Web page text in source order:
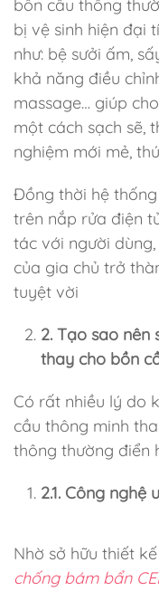
bồn cầu thông
bị vệ sinh hiện đại
như: bệ sưởi ấm,
khả năng điều
massage… giúp
một cách sạch sẽ,
nghiệm mới mẻ,
Đồng thời hệ
trên nắp rửa điện
tác với người
của gia chủ trở
tuyệt vời
2. Tạo sao nên
thay cho bồn
Có rất nhiều lý do
cầu thông minh
thông thường điển
2.1. Công
Nhờ sở hữu thiết
chống bám bẩn